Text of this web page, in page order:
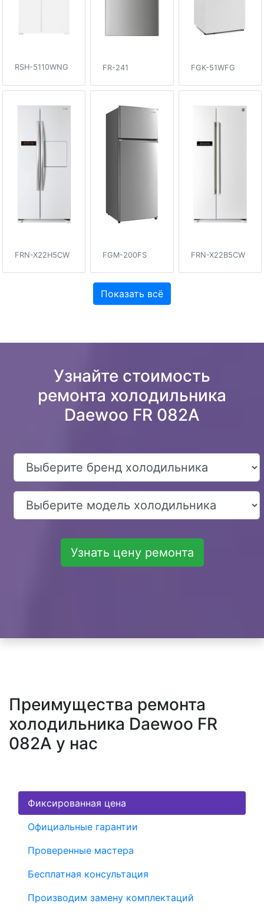
RSH-5110WNG FR-241 FGK-51WFG
FRN-X22H5CW FGM-200FS FRN-X22B5CW
Показать всё
Узнайте стоимость
ремонта холодильника
Daewoo FR 082A
Узнать цену ремонта
Преимущества ремонта
холодильника Daewoo FR
082A у нас
Фиксированная цена
Официальные гарантии
Проверенные мастера
Бесплатная консультация
Производим замену комплектаций